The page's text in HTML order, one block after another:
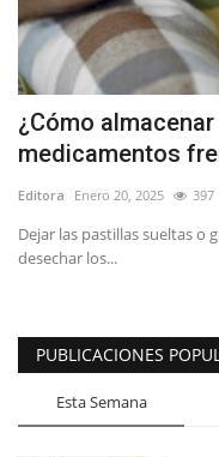
Deporte
Política
Espectáculos
¿Cómo
medicamentos
Editora Enero 20, 2025 397
Dejar las pastillas sueltas o
desechar los...
PUBLICACIONES
Esta Semana